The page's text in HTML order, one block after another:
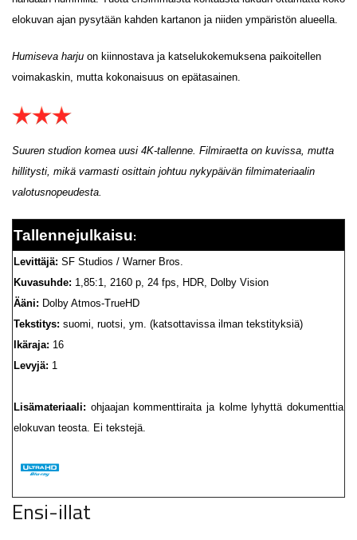
elokuvan ajan pysytään kahden kartanon ja niiden ympäristön alueella.
Humiseva harju on kiinnostava ja katselukokemuksena paikoitellen
voimakaskin, mutta kokonaisuus on epätasainen.
Suuren studion komea uusi 4K-tallenne. Filmiraetta on kuvissa, mutta
hillitysti, mikä varmasti osittain johtuu nykypäivän filmimateriaalin
valotusnopeudesta.
Tallennejulkaisu:
Levittäjä: SF Studios / Warner Bros.
Kuvasuhde: 1,85:1, 2160 p, 24 fps, HDR, Dolby Vision
Ääni: Dolby Atmos-TrueHD
Tekstitys: suomi, ruotsi, ym. (katsottavissa ilman tekstityksiä)
Ikäraja: 16
Levyjä: 1
Lisämateriaali: ohjaajan kommenttiraita ja kolme lyhyttä dokumenttia
elokuvan teosta. Ei tekstejä.
Ensi-illat